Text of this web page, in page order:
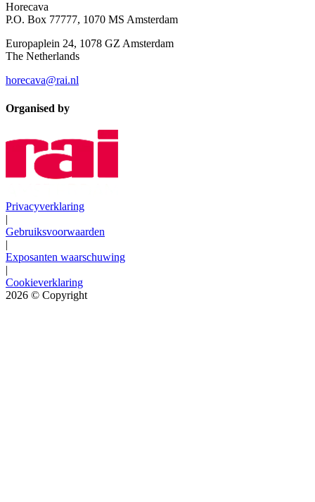
Horecava
P.O. Box 77777, 1070 MS Amsterdam
Europaplein 24, 1078 GZ Amsterdam
The Netherlands
horecava@rai.nl
Organised by
Privacyverklaring
|
Gebruiksvoorwaarden
|
Exposanten waarschuwing
|
Cookieverklaring
2026 © Copyright